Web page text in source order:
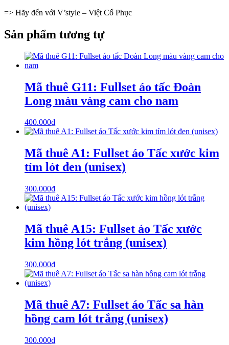
=> Hãy đến với V’style – Việt Cổ Phục
Sản phẩm tương tự
Mã thuê G11: Fullset áo tấc Đoàn
Long màu vàng cam cho nam
400.000₫
Mã thuê A1: Fullset áo Tấc xước kim
tím lót đen (unisex)
300.000₫
Mã thuê A15: Fullset áo Tấc xước
kim hồng lót trắng (unisex)
300.000₫
Mã thuê A7: Fullset áo Tấc sa hàn
hồng cam lót trắng (unisex)
300.000₫